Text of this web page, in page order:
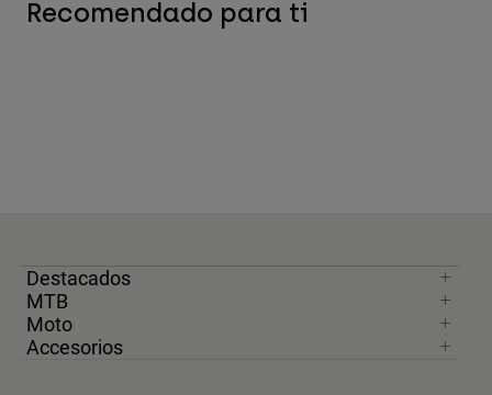
Recomendado para ti
Destacados
MTB
Moto
Accesorios